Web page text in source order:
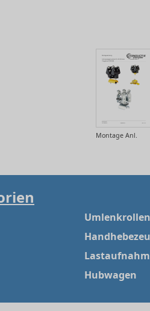
Montage Anl.
Umlenkrollen
Hubwagen